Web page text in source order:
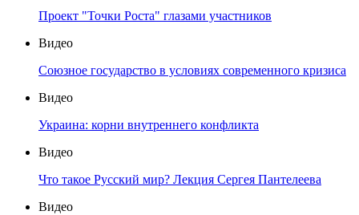
Проект "Точки Роста" глазами участников
Видео
Союзное государство в условиях современного кризиса
Видео
Украина: корни внутреннего конфликта
Видео
Что такое Русский мир? Лекция Сергея Пантелеева
Видео